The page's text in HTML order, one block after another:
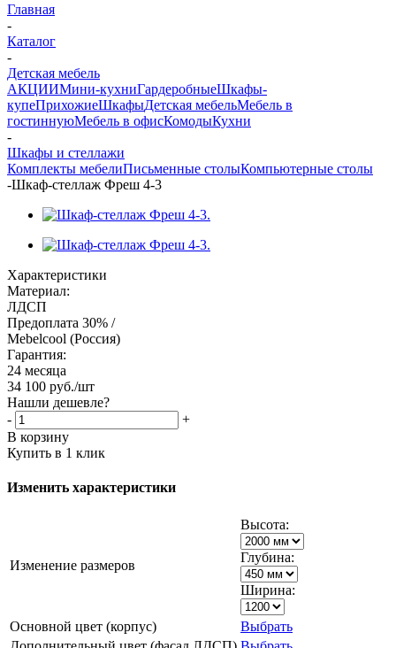
Главная
-
Каталог
-
Детская мебель
АКЦИИМини-кухниГардеробныеШкафы-
купеПрихожиеШкафыДетская мебельМебель в
гостиннуюМебель в офисКомодыКухни
-
Шкафы и стеллажи
Комплекты мебелиПисьменные столыКомпьютерные столы
-Шкаф-стеллаж Фреш 4-3
Характеристики
Материал:
ЛДСП
Предоплата 30% /
Mebelcool (Россия)
Гарантия:
24 месяца
34 100 руб./шт
Нашли дешевле?
-
+
В корзину
Купить в 1 клик
Изменить характеристики
Изменение размеров
Высота:
Глубина:
Ширина:
Основной цвет (корпус)
Выбрать